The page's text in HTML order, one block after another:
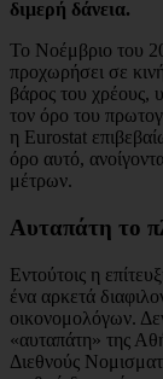
διμερή δάνεια.
Το Νοέμβριο του
προχωρήσει σε
βάρος του χρέους,
τον όρο του
η Eurostat
όρο αυτό,
μέτρων.
Αυταπάτη το
Εντούτοις η
ένα αρκετά
οικονομολόγων.
«αυταπάτη» της
Διεθνούς